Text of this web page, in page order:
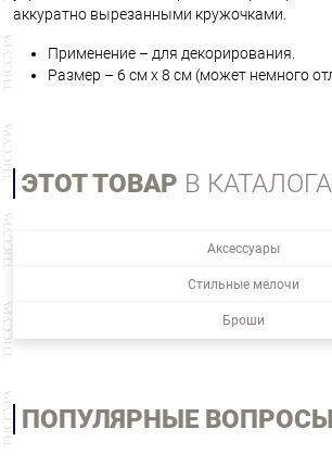
аккуратно вырезанными кружочками.
Применение – для декорирования.
Размер – 6 см х 8 см (может немного
ЭТОТ ТОВАР В
Аксессуары
Стильные мелочи
Броши
ПОПУЛЯРНЫЕ ВОПРОСЫ